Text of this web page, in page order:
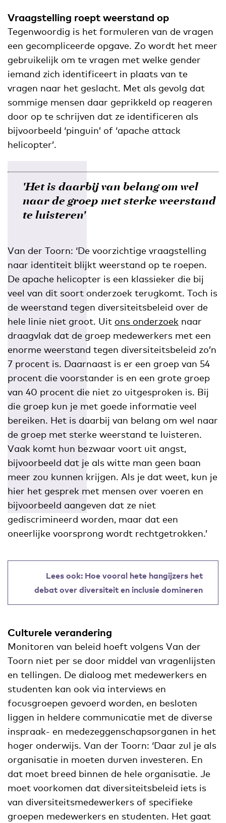
Vraagstelling roept weerstand op
Tegenwoordig is het formuleren van de vragen
een gecompliceerde opgave. Zo wordt het meer
gebruikelijk om te vragen met welke gender
iemand zich identificeert in plaats van te
vragen naar het geslacht. Met als gevolg dat
sommige mensen daar geprikkeld op reageren
door op te schrijven dat ze identificeren als
bijvoorbeeld ‘pinguin’ of ‘apache attack
helicopter’.
'Het is daarbij van belang om wel
naar de groep met sterke weerstand
te luisteren'
Van der Toorn: ‘De voorzichtige vraagstelling
naar identiteit blijkt weerstand op te roepen.
De apache helicopter is een klassieker die bij
veel van dit soort onderzoek terugkomt. Toch is
de weerstand tegen diversiteitsbeleid over de
hele linie niet groot. Uit ons onderzoek naar
draagvlak dat de groep medewerkers met een
enorme weerstand tegen diversiteitsbeleid zo’n
7 procent is. Daarnaast is er een groep van 54
procent die voorstander is en een grote groep
van 40 procent die niet zo uitgesproken is. Bij
die groep kun je met goede informatie veel
bereiken. Het is daarbij van belang om wel naar
de groep met sterke weerstand te luisteren.
Vaak komt hun bezwaar voort uit angst,
bijvoorbeeld dat je als witte man geen baan
meer zou kunnen krijgen. Als je dat weet, kun je
hier het gesprek met mensen over voeren en
bijvoorbeeld aangeven dat ze niet
gediscrimineerd worden, maar dat een
oneerlijke voorsprong wordt rechtgetrokken.’
Lees ook: Hoe vooral hete hangijzers het
debat over diversiteit en inclusie domineren
Culturele verandering
Monitoren van beleid hoeft volgens Van der
Toorn niet per se door middel van vragenlijsten
en tellingen. De dialoog met medewerkers en
studenten kan ook via interviews en
focusgroepen gevoerd worden, en besloten
liggen in heldere communicatie met de diverse
inspraak- en medezeggenschapsorganen in het
hoger onderwijs. Van der Toorn: ‘Daar zul je als
organisatie in moeten durven investeren. En
dat moet breed binnen de hele organisatie. Je
moet voorkomen dat diversiteitsbeleid iets is
van diversiteitsmedewerkers of specifieke
groepen medewerkers en studenten. Het gaat